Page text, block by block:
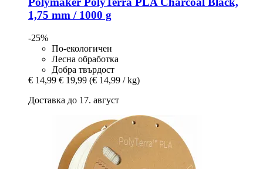
1,75 mm / 1000 g
-25%
По-екологичен
Лесна обработка
Добра твърдост
€ 14,99 € 19,99 (€ 14,99 / kg)
Доставка до 17. август